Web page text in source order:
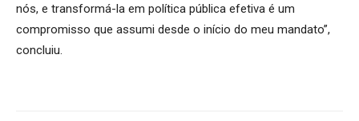
nós, e transformá-la em política pública efetiva é um
compromisso que assumi desde o início do meu mandato”,
concluiu.